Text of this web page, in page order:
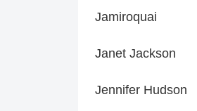
Jamiroquai
Janet Jackson
Jennifer Hudson